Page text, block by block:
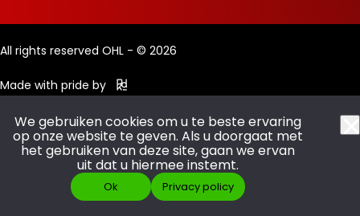
All rights reserved OHL - © 2026
Made with pride by
We gebruiken cookies om u te beste ervaring
op onze website te geven. Als u doorgaat met
het gebruiken van deze site, gaan we ervan
uit dat u hiermee instemt.
Ok Privacy policy